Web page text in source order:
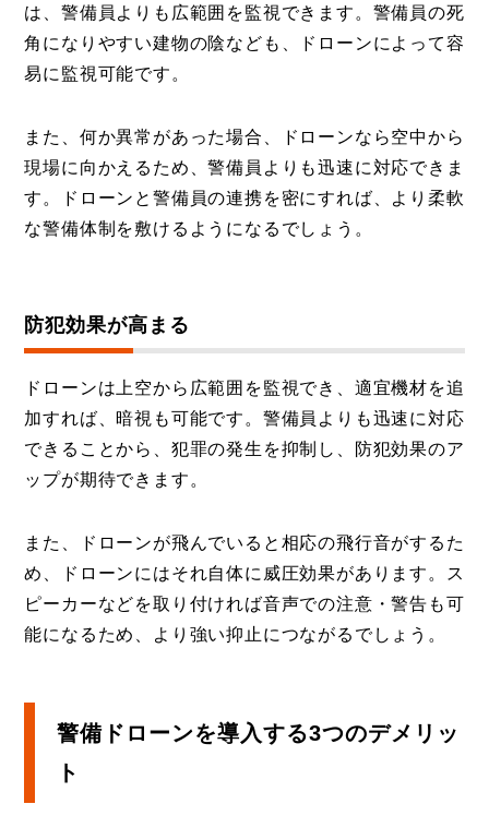
は、警備員よりも広範囲を監視できます。警備員の死
角になりやすい建物の陰なども、ドローンによって容
易に監視可能です。
また、何か異常があった場合、ドローンなら空中から
現場に向かえるため、警備員よりも迅速に対応できま
す。ドローンと警備員の連携を密にすれば、より柔軟
な警備体制を敷けるようになるでしょう。
防犯効果が高まる
ドローンは上空から広範囲を監視でき、適宜機材を追
加すれば、暗視も可能です。警備員よりも迅速に対応
できることから、犯罪の発生を抑制し、防犯効果のア
ップが期待できます。
また、ドローンが飛んでいると相応の飛行音がするた
め、ドローンにはそれ自体に威圧効果があります。ス
ピーカーなどを取り付ければ音声での注意・警告も可
能になるため、より強い抑止につながるでしょう。
警備ドローンを導入する3つのデメリッ
ト